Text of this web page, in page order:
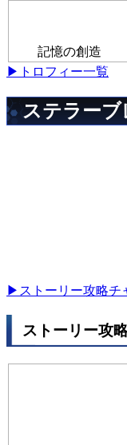
記憶の創造
▶トロフィー一覧
ステラーブ
▶ストーリー攻略チ
ストーリー攻